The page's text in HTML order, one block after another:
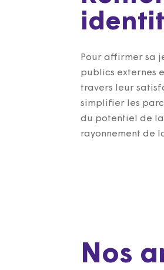
Pour affirmer sa
publics externes
travers leur
simplifier les
du potentiel de la
rayonnement de
Nos